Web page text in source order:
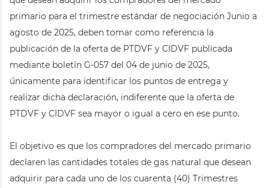
primario para el trimestre estándar de negociación Junio a
agosto de 2025, deben tomar como referencia la
publicación de la oferta de PTDVF y CIDVF publicada
mediante boletín G-057 del 04 de junio de 2025,
únicamente para identificar los puntos de entrega y
realizar dicha declaración, indiferente que la oferta de
PTDVF y CIDVF sea mayor o igual a cero en ese punto.
El objetivo es que los compradores del mercado primario
declaren las cantidades totales de gas natural que desean
adquirir para cada uno de los cuarenta (40) Trimestres